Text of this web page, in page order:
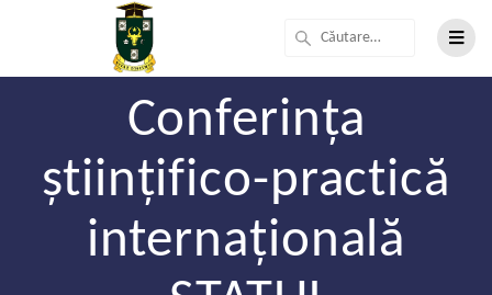
Conferința
științifico-practică
internațională